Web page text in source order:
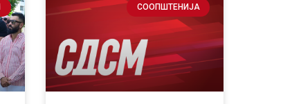
СООПШТЕНИЈА